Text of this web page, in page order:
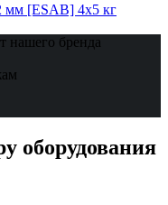
мм [ESAB] 4х5 кг
нашего бренда
оборудования